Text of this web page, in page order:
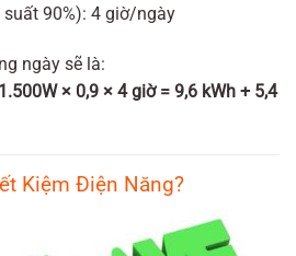
suất 90%): 4 giờ/ngày
ngày sẽ là:
× 0,9 × 4 giờ = 9,6 kWh + 5,4
Kiệm Điện Năng?